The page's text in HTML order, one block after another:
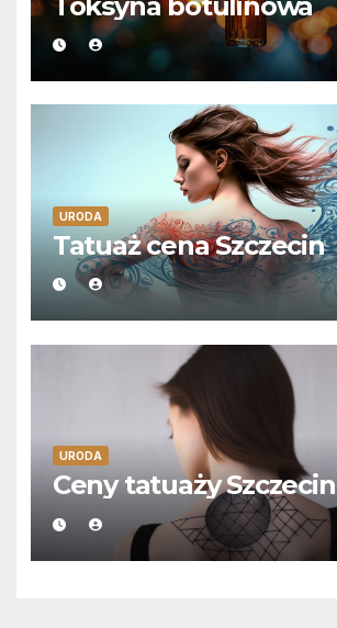
URODA
Tatuaż cena Szczecin
URODA
Ceny tatuaży Szczecin